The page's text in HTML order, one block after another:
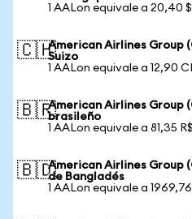
1 AALon equivale a 20,40 $
🇨🇭American Airlines Group
Suizo
1 AALon equivale a 12,90
🇧🇷American Airlines Group
brasileño
1 AALon equivale a 81,35 R$
🇧🇩American Airlines Group
de Bangladés
1 AALon equivale a 1969,76